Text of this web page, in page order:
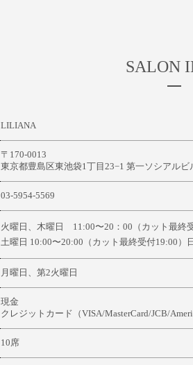
SALON
LILIANA
〒170-0013
東京都豊島区東池袋1丁目23−1 第一ソシアルビ
03-5954-5569
火曜日、木曜日 11:00〜20：00（カット最終
土曜日 10:00〜20:00（カット最終受付19:00）
月曜日、第2火曜日
現金
クレジットカード（VISA/MasterCard/JCB/
10席